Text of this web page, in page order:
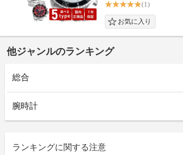
(1)
他ジャンルのランキング
総合
腕時計
ランキングに関する注意